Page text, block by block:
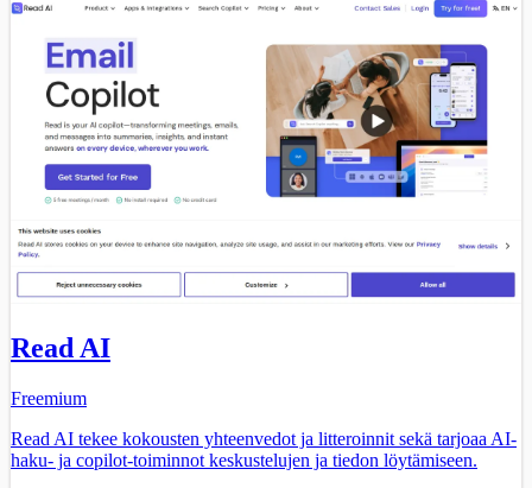
Read AI
Freemium
Read AI tekee kokousten yhteenvedot ja litteroinnit sekä tarjoaa AI-
haku- ja copilot-toiminnot keskustelujen ja tiedon löytämiseen.